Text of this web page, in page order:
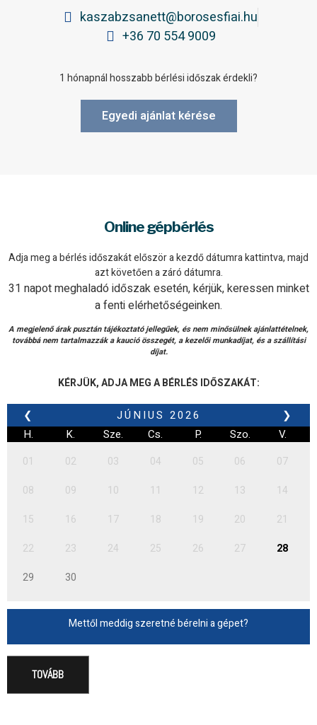
kaszabzsanett@borosesfiai.hu
+36 70 554 9009
1 hónapnál hosszabb bérlési időszak érdekli?
Egyedi ajánlat kérése
Online gépbérlés
Adja meg a bérlés időszakát először a kezdő dátumra kattintva, majd
azt követően a záró dátumra.
31 napot meghaladó időszak esetén, kérjük, keressen minket
a fenti elérhetőségeinken.
A megjelenő árak pusztán tájékoztató jellegűek, és nem minősülnek ajánlattételnek,
továbbá nem tartalmazzák a kaució összegét, a kezelői munkadíjat, és a szállítási
díjat.
KÉRJÜK, ADJA MEG A BÉRLÉS IDŐSZAKÁT:
❮ ❯
JÚNIUS 2026
H.
K. Sze. Cs. P. Szo. V.
01 02 03 04 05 06
07
08
09 10 11 12 13
14
15
16 17 18 19 20
21
22
23 24 25 26 27
28
29
30
Mettől meddig szeretné bérelni a gépet?
TOVÁBB